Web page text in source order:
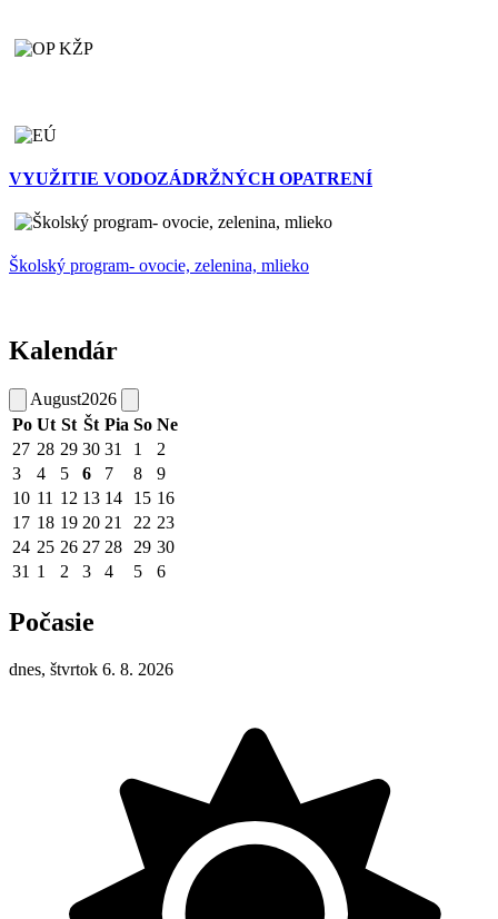
VYUŽITIE VODOZÁDRŽNÝCH OPATRENÍ
Školský program- ovocie, zelenina, mlieko
Kalendár
August2026
Po Ut St Št Pia So Ne
27 28 29 30 31 1
2
3
4 5 6 7 8
9
10 11 12 13 14 15 16
17 18 19 20 21 22 23
24 25 26 27 28 29 30
31 1 2 3 4 5 6
Počasie
dnes, štvrtok 6. 8. 2026